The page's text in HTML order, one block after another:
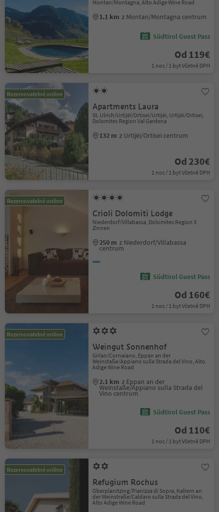
Montan/Montagna, Alto Adige Wine Road
1.1 km z Montan/Montagna centrum
Südtirol Guest Pass
Od 119€
1 noc / 1 byt Včetně DPH
Rezervovatelné online
Apartments Laura
St. Ulrich/Urtijëi/Ortisei/Urtijëi, Urtijëi/Ortisei,
Dolomites Region Val Gardena
132 m z Urtijëi/Ortisei centrum
Od 230€
1 noc / 1 byt Včetně DPH
Rezervovatelné online
Crioli Dolomiti Lodge
Niederdorf/Villabassa, Dolomites Region 3
Zinnen
250 m z Niederdorf/Villabassa
centrum
Südtirol Guest Pass
Od 160€
1 noc / 1 byt Včetně DPH
Rezervovatelné online
Weingut Sonnenhof
Girlan/Cornaiano, Eppan an der
Weinstaße/Appiano sulla Strada del Vino, Alto
Adige Wine Road
2.1 km z Eppan an der
Weinstaße/Appiano sulla Strada del
Vino centrum
Südtirol Guest Pass
Od 110€
1 noc / 1 byt Včetně DPH
Rezervovatelné online
Refugium Rochus
Oberplanitzing/Pianizza di Sopra, Kaltern an
der Weinstraße/Caldaro sulla Strada del Vino,
Alto Adige Wine Road